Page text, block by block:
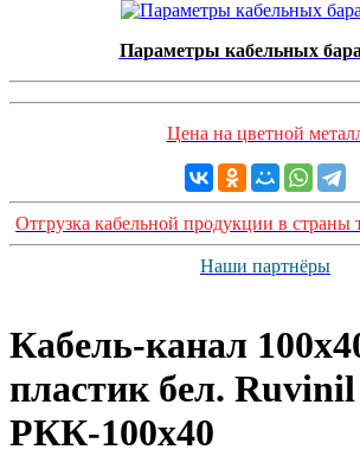
Параметры кабельных
Цена на цветной
Отгрузка кабельной продукции в страны
Наши партнёры
Кабель-канал
пластик бел. Ruvinil
РКК-100х40